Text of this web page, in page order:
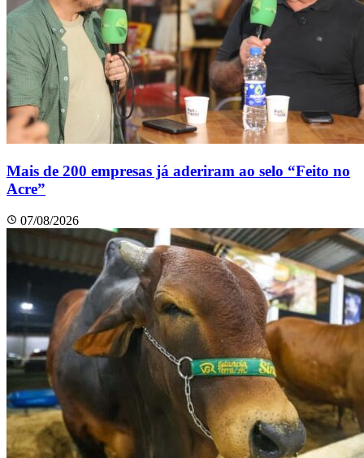
Mais de 200 empresas já aderiram ao selo “Feito no
Acre”
07/08/2026